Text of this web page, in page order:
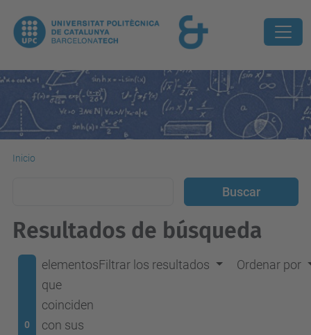
Inicio
Resultados de búsqueda
0
elementos
que
coinciden
con sus
Filtrar los resultados Ordenar por